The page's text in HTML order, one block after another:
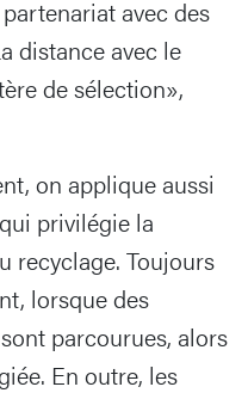
avec des
distance avec le
de sélection»,
on applique aussi
privilégie la
recyclage. Toujours
lorsque des
parcourues, alors
En outre, les